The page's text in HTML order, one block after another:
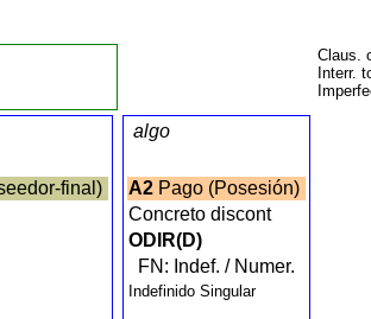
Claus.
Interr.
final)
algo
A2 Pago (Posesión)
Concreto discont
ODIR(D)
FN: Indef. / Numer.
Indefinido Singular